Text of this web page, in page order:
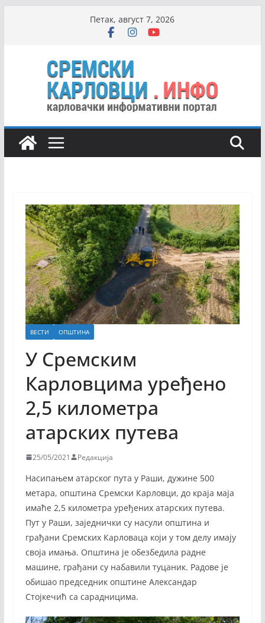
Петак, август 7, 2026
ВЕСТИ ОПШТИНА
У Сремским
Карловцима уређено
2,5 километра
атарских путева
25/05/2021 Редакција
Насипањем атарског пута у Раши, дужине 500
метара, општина Сремски Карловци, до краја маја
имаће 2,5 километра уређених атарских путева.
Пут у Раши, заједнички су насули општина и
грађани Сремских Карловаца који у том делу имају
своја имања. Општина је обезбедила радне
машине, грађани су набавили туцаник. Радове је
обишао председник општине Александар
Стојкечић са сарадницима.